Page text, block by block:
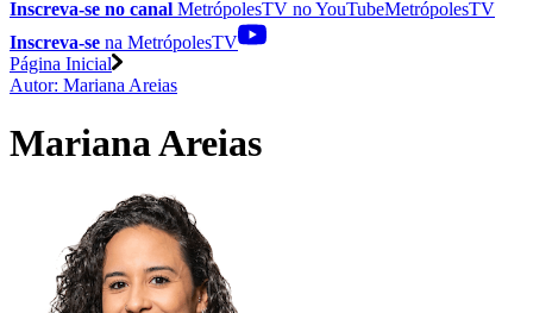
Inscreva-se no canal MetrópolesTV noYouTubeMetrópolesTV
Inscreva-se na MetrópolesTV
Página Inicial
Autor: Mariana Areias
Mariana Areias